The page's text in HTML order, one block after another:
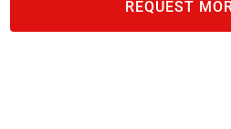
REQUEST